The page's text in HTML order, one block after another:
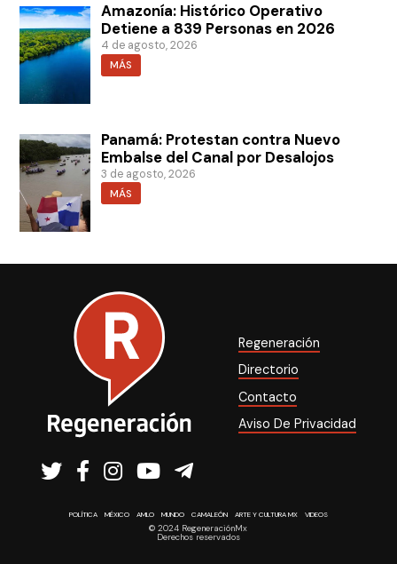
Amazonía: Histórico Operativo
Detiene a 839 Personas en 2026
4 de agosto, 2026
MÁS
Panamá: Protestan contra Nuevo
Embalse del Canal por Desalojos
3 de agosto, 2026
MÁS
Regeneración
Directorio
Contacto
Aviso De Privacidad
POLÍTICA MÉXICO AMLO MUNDO CAMALEÓN ARTE Y CULTURA MX VIDEOS
© 2024 RegeneraciónMx
Derechos reservados